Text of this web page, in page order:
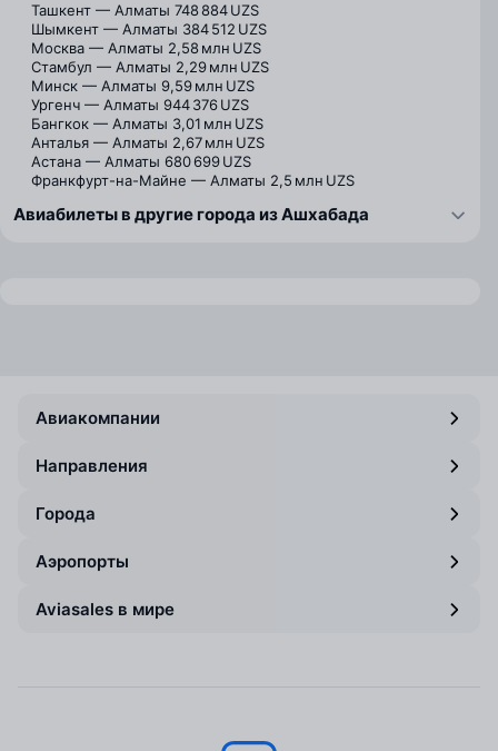
Ташкент — Алматы 748 884 UZS
Шымкент — Алматы 384 512 UZS
Москва — Алматы 2,58 млн UZS
Стамбул — Алматы 2,29 млн UZS
Минск — Алматы 9,59 млн UZS
Ургенч — Алматы 944 376 UZS
Бангкок — Алматы 3,01 млн UZS
Анталья — Алматы 2,67 млн UZS
Астана — Алматы 680 699 UZS
Франкфурт-на-Майне — Алматы 2,5 млн UZS
Авиабилеты в другие города из Ашхабада
Авиакомпании
Направления
Города
Аэропорты
Aviasales в мире